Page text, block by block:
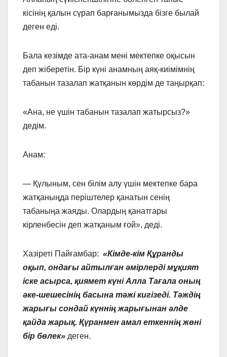
кісінің қалын сүрап барғанымызда бізге былай
деген еді.
Бала кезімде ата-анам мені мектепке оқысын
деп жіберетін. Бір күні анамның аяқ-киімімнің
табанын тазалап жатқанын көрдім де таңырқап:
«Ана, не үшін табанын тазалап жатырсыз?»
дедім.
Анам:
— Қүлыным, сен білім алу үшін мектепке бара
жатқаныңда періштелер қанатын сенің
табаныңа жаяды. Олардың қанатгары
кірленбесін деп жатқаным ғой», деді.
Хазіреті Пайғамбар: «Кімде-кім Құранды
оқып, ондағы айтылған әмірлерді мұқият
іске асырса, қиямет күні Алла Тағала оның
әке-шешесінің басына тәжі кигізеді. Тәждің
жарығы сондай күннің жарығынан әлде
қайда жарық. Қүранмен амал еткеннің жөні
бір бөлек» деген.